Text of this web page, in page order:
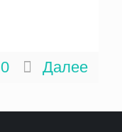
0 Далее